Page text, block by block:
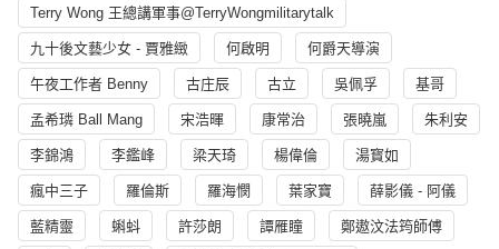
Terry Wong 王總講軍事@TerryWongmilitarytalk
九十後文藝少女 - 賈雅緻 何啟明 何爵天導演
午夜工作者 Benny 古庄辰 古立 吳佩孚 基哥
孟希璘 Ball Mang 宋浩暉 康常治 張曉嵐 朱利安
李錦鴻 李鑑峰 梁天琦 楊偉倫 湯寳如
瘋中三子 羅倫斯 羅海憫 葉家寶 薛影儀 - 阿儀
藍精靈 蝌蚪 許莎朗 譚雁瞳 鄭遨汶法筠師傅